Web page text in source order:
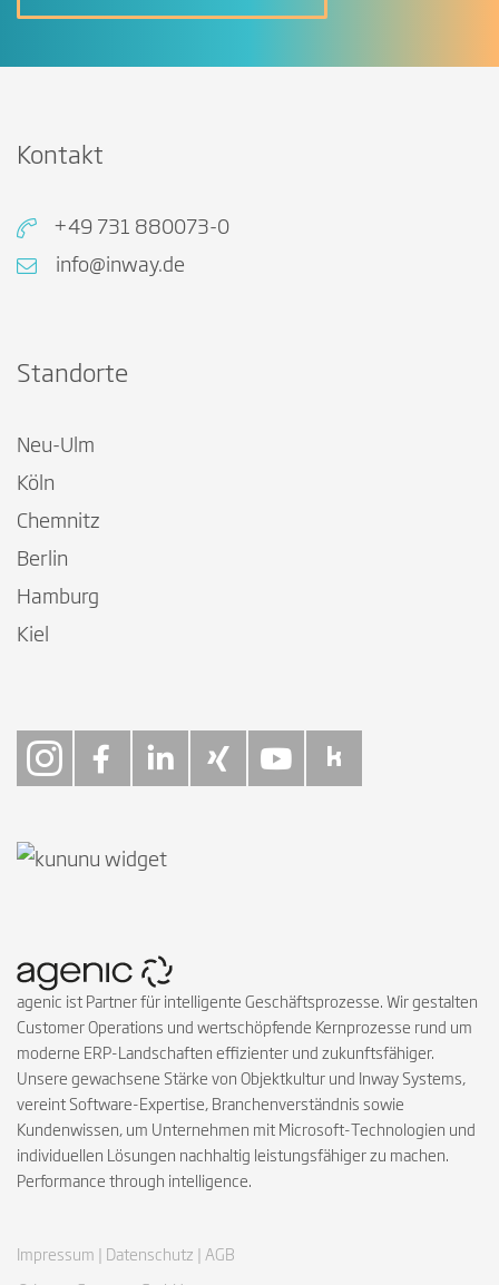
Kontakt
+49 731 880073-0
info@inway.de
Standorte
Neu-Ulm
Köln
Chemnitz
Berlin
Hamburg
Kiel
agenic ist Partner für intelligente Geschäftsprozesse. Wir gestalten
Customer Operations und wertschöpfende Kernprozesse rund um
moderne ERP-Landschaften effizienter und zukunftsfähiger.
Unsere gewachsene Stärke von Objektkultur und Inway Systems,
vereint Software-Expertise, Branchenverständnis sowie
Kundenwissen, um Unternehmen mit Microsoft-Technologien und
individuellen Lösungen nachhaltig leistungsfähiger zu machen.
Performance through intelligence.
Impressum | Datenschutz | AGB